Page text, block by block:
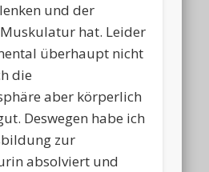
und der
hat. Leider
überhaupt nicht
die
aber körperlich
Deswegen habe ich
zur
absolviert und